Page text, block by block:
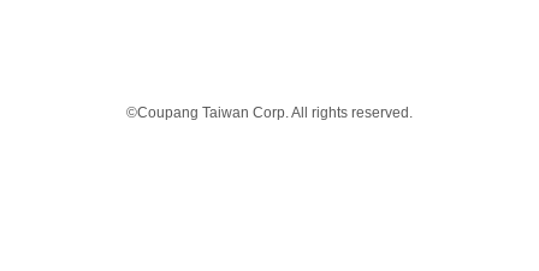
©Coupang Taiwan Corp. All rights reserved.